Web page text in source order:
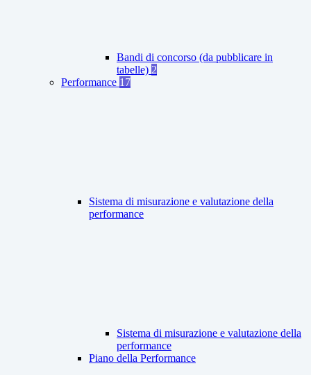
Bandi di concorso (da pubblicare in
tabelle) 2
Performance 17
Sistema di misurazione e valutazione della
performance
Sistema di misurazione e valutazione della
performance
Piano della Performance